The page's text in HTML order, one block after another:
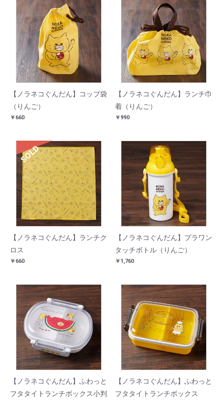
【ノラネコぐんだん】コップ袋
（りんご）
￥660
【ノラネコぐんだん】ランチ巾
着（りんご）
￥990
SOLD
【ノラネコぐんだん】ランチク
ロス
￥660
【ノラネコぐんだん】プラワン
タッチボトル（りんご）
￥1,760
【ノラネコぐんだん】ふわっと
フタタイトランチボックス小判
【ノラネコぐんだん】ふわっと
フタタイトランチボックス